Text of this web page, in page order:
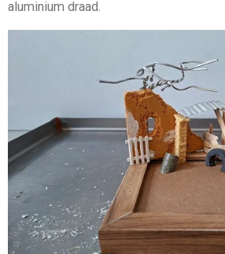
aluminium draad.